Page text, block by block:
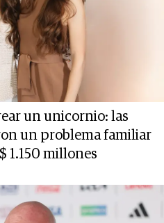
un unicornio: las
un problema familiar
1.150 millones